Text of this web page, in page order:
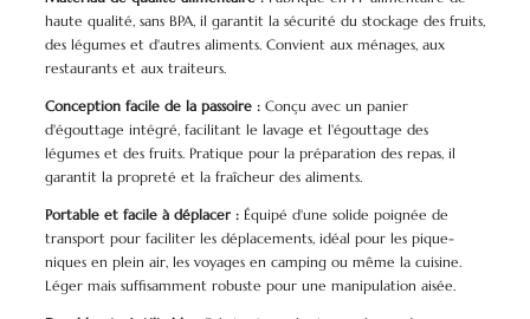
haute qualité, sans BPA, il garantit la sécurité du stockage des fruits,
des légumes et d'autres aliments. Convient aux ménages, aux
restaurants et aux traiteurs.
Conception facile de la passoire : Conçu avec un panier
d'égouttage intégré, facilitant le lavage et l'égouttage des
légumes et des fruits. Pratique pour la préparation des repas, il
garantit la propreté et la fraîcheur des aliments.
Portable et facile à déplacer :Équipé d'une solide poignée de
transport pour faciliter les déplacements, idéal pour les pique-
niques en plein air, les voyages en camping ou même la cuisine.
Léger mais suffisamment robuste pour une manipulation aisée.